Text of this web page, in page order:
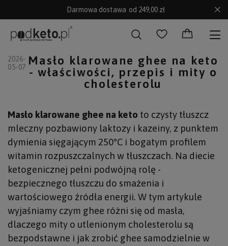
Darmowa dostawa od 249,00 zł
2026-
05-07 Masło klarowane ghee na keto
- właściwości, przepis i mity o
cholesterolu
Masło klarowane ghee na keto to czysty tłuszcz
mleczny pozbawiony laktozy i kazeiny, z punktem
dymienia sięgającym 250°C i bogatym profilem
witamin rozpuszczalnych w tłuszczach. Na diecie
ketogenicznej pełni podwójną rolę -
bezpiecznego tłuszczu do smażenia i
wartościowego źródła energii. W tym artykule
wyjaśniamy czym ghee różni się od masła,
dlaczego mity o utlenionym cholesterolu są
bezpodstawne i jak zrobić ghee samodzielnie w